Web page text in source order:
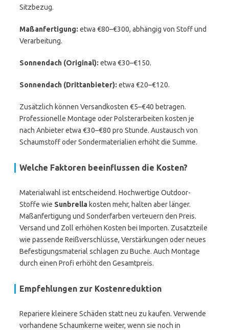
Sitzbezug.
Maßanfertigung: etwa €80–€300, abhängig von Stoff und
Verarbeitung.
Sonnendach (Original): etwa €30–€150.
Sonnendach (Drittanbieter): etwa €20–€120.
Zusätzlich können Versandkosten €5–€40 betragen.
Professionelle Montage oder Polsterarbeiten kosten je
nach Anbieter etwa €30–€80 pro Stunde. Austausch von
Schaumstoff oder Sondermaterialien erhöht die Summe.
Welche Faktoren beeinflussen die Kosten?
Materialwahl ist entscheidend. Hochwertige Outdoor-
Stoffe wie Sunbrella kosten mehr, halten aber länger.
Maßanfertigung und Sonderfarben verteuern den Preis.
Versand und Zoll erhöhen Kosten bei Importen. Zusatzteile
wie passende Reißverschlüsse, Verstärkungen oder neues
Befestigungsmaterial schlagen zu Buche. Auch Montage
durch einen Profi erhöht den Gesamtpreis.
Empfehlungen zur Kostenreduktion
Repariere kleinere Schäden statt neu zu kaufen. Verwende
vorhandene Schaumkerne weiter, wenn sie noch in